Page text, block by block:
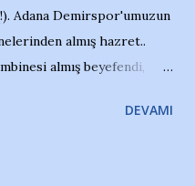
Adana Demirspor'umuzun
almış hazret..
almış beyefendi,
dillere destan..DEVAMI